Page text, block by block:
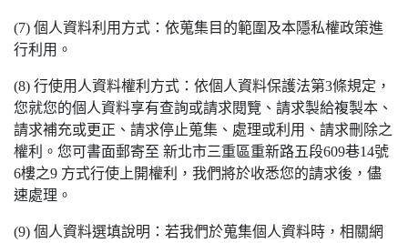
(7) 個人資料利用方式：依蒐集目的範圍及本隱私權政策進
行利用。
(8) 行使用人資料權利方式：依個人資料保護法第3條規定，
您就您的個人資料享有查詢或請求閱覽、請求製給複製本、
請求補充或更正、請求停止蒐集、處理或利用、請求刪除之
權利。您可書面郵寄至 新北市三重區重新路五段609巷14號
6樓之9 方式行使上開權利，我們將於收悉您的請求後，儘
速處理。
(9) 個人資料選填說明：若我們於蒐集個人資料時，相關網